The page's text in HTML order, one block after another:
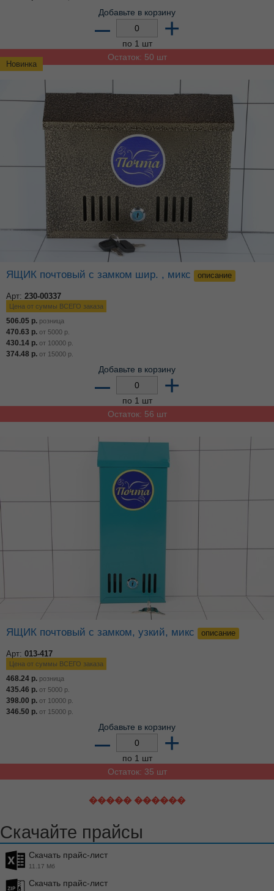
Новинка
Добавьте в корзину
– +
по 1 шт
Остаток: 50 шт
ЯЩИК почтовый с замком шир. , микс описание
Арт: 230-00337
Цена от суммы ВСЕГО заказа
506.05 р. розница
470.63 р. от 5000 р.
430.14 р. от 10000 р.
374.48 р. от 15000 р.
Добавьте в корзину
– +
по 1 шт
Остаток: 56 шт
ЯЩИК почтовый с замком, узкий, микс описание
Арт: 013-417
Цена от суммы ВСЕГО заказа
468.24 р. розница
435.46 р. от 5000 р.
398.00 р. от 10000 р.
346.50 р. от 15000 р.
Добавьте в корзину
– +
по 1 шт
Остаток: 35 шт
����� ������
Скачайте прайсы
Скачать прайс-лист
11.17 Мб
Скачать прайс-лист